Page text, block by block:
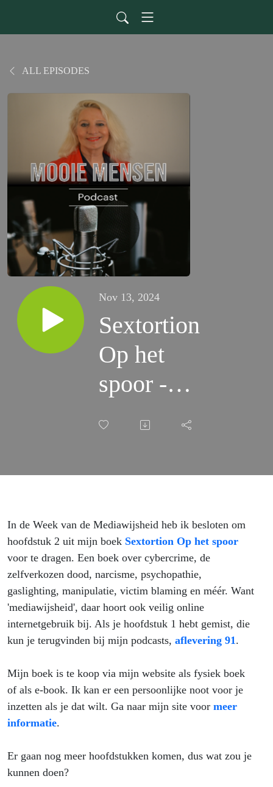
ALL EPISODES
Nov 13, 2024
Sextortion
Op het
spoor -
Hoofdstuk
In de Week van de Mediawijsheid heb ik besloten om
hoofdstuk 2 uit mijn boek Sextortion Op het spoor
voor te dragen. Een boek over cybercrime, de
zelfverkozen dood, narcisme, psychopathie,
gaslighting, manipulatie, victim blaming en méér. Want
'mediawijsheid', daar hoort ook veilig online
internetgebruik bij. Als je hoofdstuk 1 hebt gemist, die
kun je terugvinden bij mijn podcasts, aflevering 91.
Mijn boek is te koop via mijn website als fysiek boek
of als e-book. Ik kan er een persoonlijke noot voor je
inzetten als je dat wilt. Ga naar mijn site voor meer
informatie.
Er gaan nog meer hoofdstukken komen, dus wat zou je
kunnen doen?